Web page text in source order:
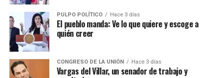
PULPO POLÍTICO Hace 3 días
El pueblo manda: Ve lo que quiere y escoge a
quién creer
CONGRESO DE LA UNIÓN Hace 3 días
Vargas del Villar, un senador de trabajo y